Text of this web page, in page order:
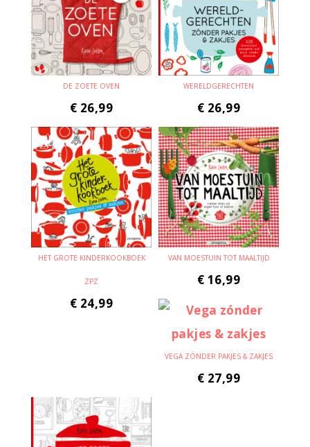
DE ZOETE OVEN
€ 26,99
WERELDGERECHTEN
€ 26,99
HET GROTE KINDERKOOKBOEK
ZPZ
€ 24,99
VAN MOESTUIN TOT MAALTIJD
€ 16,99
VEGA ZÓNDER PAKJES & ZAKJES
€ 27,99